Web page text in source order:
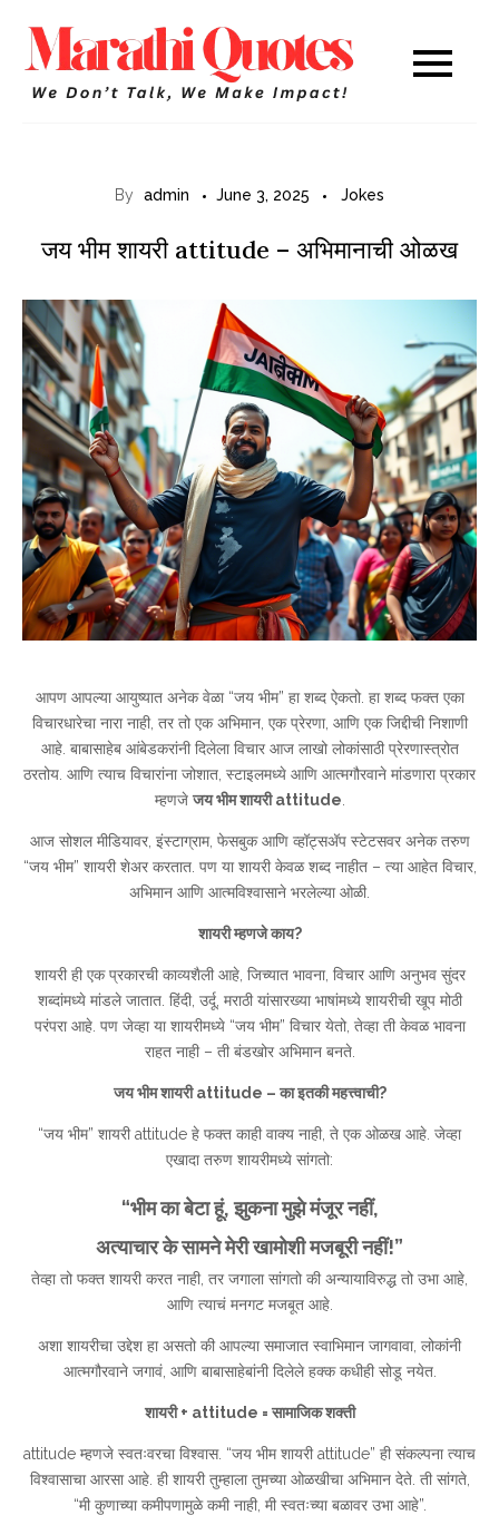
Marathi
WE DON’T TALK,
WE MAKE IMPACT!
By admin June 3, 2025 Jokes
जय भीम शायरी attitude – अभिमानाची ओळख
आपण आपल्या आयुष्यात अनेक वेळा “जय भीम” हा शब्द ऐकतो. हा शब्द फक्त एका
विचारधारेचा नारा नाही, तर तो एक अभिमान, एक प्रेरणा, आणि एक जिद्दीची निशाणी
आहे. बाबासाहेब आंबेडकरांनी दिलेला विचार आज लाखो लोकांसाठी प्रेरणास्त्रोत
ठरतोय. आणि त्याच विचारांना जोशात, स्टाइलमध्ये आणि आत्मगौरवाने मांडणारा प्रकार
म्हणजे जय भीम शायरी attitude
आज सोशल मीडियावर, इंस्टाग्राम, फेसबुक आणि व्हॉट्सअ‍ॅप स्टेटसवर अनेक तरुण
“जय भीम” शायरी शेअर करतात. पण या शायरी केवळ शब्द नाहीत – त्या आहेत विचार,
अभिमान आणि आत्मविश्वासाने भरलेल्या ओळी.
शायरी म्हणजे काय?
शायरी ही एक प्रकारची काव्यशैली आहे, जिच्यात भावना, विचार आणि अनुभव सुंदर
शब्दांमध्ये मांडले जातात. हिंदी, उर्दू, मराठी यांसारख्या भाषांमध्ये शायरीची खूप मोठी
परंपरा आहे. पण जेव्हा या शायरीमध्ये “जय भीम” विचार येतो, तेव्हा ती केवळ भावना
राहत नाही – ती बंडखोर अभिमान बनते.
जय भीम शायरी attitude – का इतकी महत्त्वाची?
“जय भीम” शायरी attitude हे फक्त काही वाक्य नाही, ते एक ओळख आहे. जेव्हा
एखादा तरुण शायरीमध्ये सांगतो:
“भीम का बेटा हूं, झुकना मुझे मंजूर नहीं,
अत्याचार के सामने मेरी खामोशी मजबूरी नहीं!”
तेव्हा तो फक्त शायरी करत नाही, तर जगाला सांगतो की अन्यायाविरुद्ध तो उभा आहे,
आणि त्याचं मनगट मजबूत आहे.
अशा शायरीचा उद्देश हा असतो की आपल्या समाजात स्वाभिमान जागवावा, लोकांनी
आत्मगौरवाने जगावं, आणि बाबासाहेबांनी दिलेले हक्क कधीही सोडू नयेत.
शायरी + attitude = सामाजिक शक्ती
attitude म्हणजे स्वतःवरचा विश्वास. “जय भीम शायरी attitude” ही संकल्पना त्याच
विश्वासाचा आरसा आहे. ही शायरी तुम्हाला तुमच्या ओळखीचा अभिमान देते. ती सांगते,
“मी कुणाच्या कमीपणामुळे कमी नाही, मी स्वतःच्या बळावर उभा आहे”.